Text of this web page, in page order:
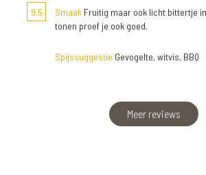
9,5 Smaak Fruitig maar ook licht bittertje
tonen proef je ook goed.
Spijssuggestie Gevogelte, witvis, BBQ
Meer reviews